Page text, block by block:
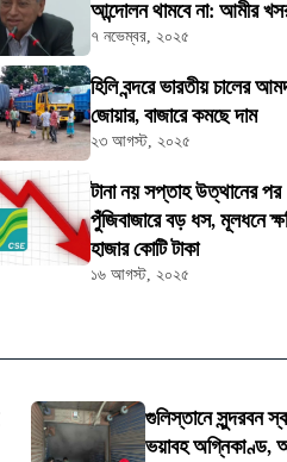
আন্দোলন থামবে না: আমীর
৭ নভেম্বর, ২০২৫
হিলি বন্দরে ভারতীয় চালের
জোয়ার, বাজারে কমছে দাম
২৩ আগস্ট, ২০২৫
টানা নয় সপ্তাহ উত্থানের পর
পুঁজিবাজারে বড় ধস, মূলধনে
হাজার কোটি টাকা
১৬ আগস্ট, ২০২৫
গুলিস্তানে সুন্দরবন
ভয়াবহ অগ্নিকাণ্ড,